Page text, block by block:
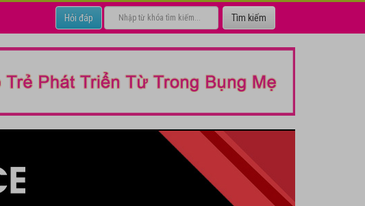
Hỏi đáp